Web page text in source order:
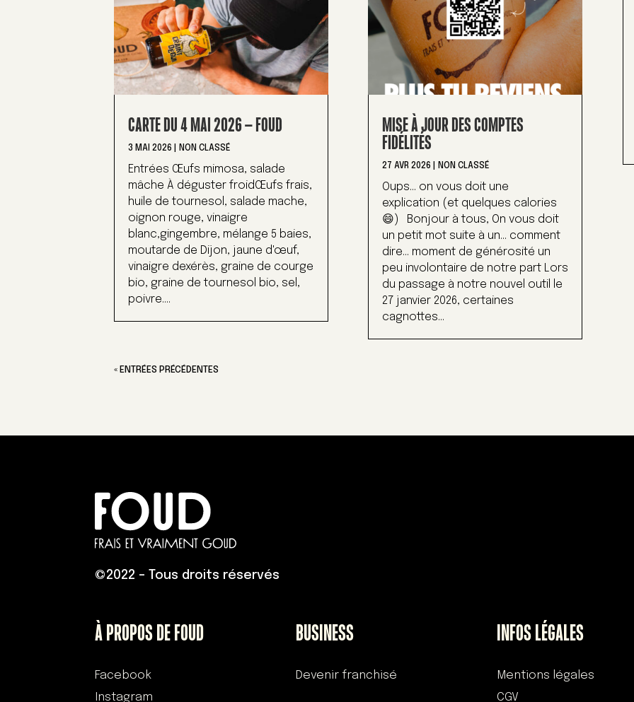
CARTE DU 4 MAI 2026 – FOUD
3 MAI 2026 NON CLASSÉ
Entrées Œufs mimosa, salade
mâche À déguster froidŒufs frais,
huile de tournesol, salade mache,
oignon rouge, vinaigre
blanc,gingembre, mélange 5 baies,
moutarde de Dijon, jaune d'œuf,
vinaigre dexérès, graine de courge
bio, graine de tournesol bio, sel,
poivre....
MISE À JOUR DES COMPTES
FIDÉLITÉS
27 AVR 2026 NON CLASSÉ
Oups… on vous doit une
explication (et quelques calories
😄) Bonjour à tous, On vous doit
un petit mot suite à un… comment
dire… moment de générosité un
peu involontaire de notre part Lors
du passage à notre nouvel outil le
27 janvier 2026, certaines
cagnottes...
« ENTRÉES PRÉCÉDENTES
©2022 – Tous droits réservés
À PROPOS DE FOUD
Facebook
Instagram
BUSINESS
Devenir franchisé
INFOS LÉGALES
Mentions légales
CGV